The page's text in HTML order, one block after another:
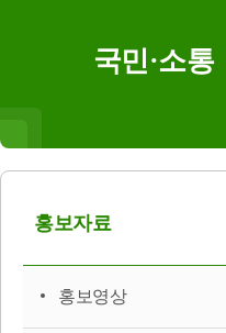
국민·소통
홍보자료
홍보영상